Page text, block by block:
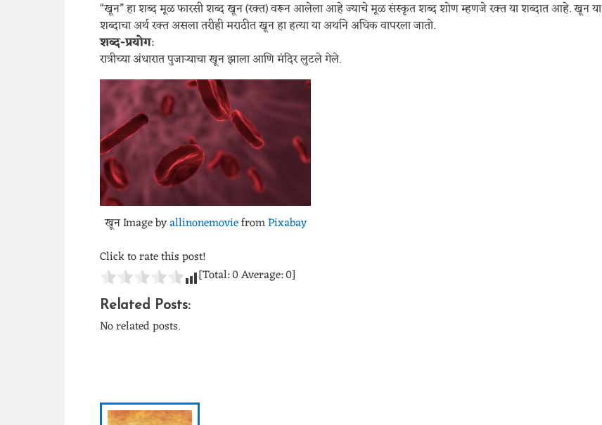
“खून” हा शब्द मूळ फारसी शब्द खून (रक्त) वरून आलेला आहे ज्याचे मूळ संस्कृत शब्द शोण म्हणजे रक्त या शब्दात आहे. खून या
शब्दाचा अर्थ रक्त असला तरीही मराठीत खून हा हत्या या अर्थाने अधिक वापरला जातो.
शब्द-प्रयोग:
रात्रीच्या अंधारात पुजाऱ्याचा खून झाला आणि मंदिर लुटले गेले.
खून Image byallinonemoviefromPixabay
Click to rate this post!
[Total:0Average:0]
Related Posts:
No related posts.